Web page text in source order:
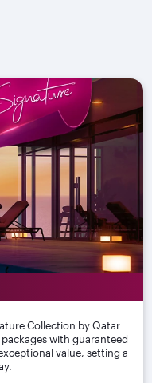
Collection by Qatar
with guaranteed
value, setting a